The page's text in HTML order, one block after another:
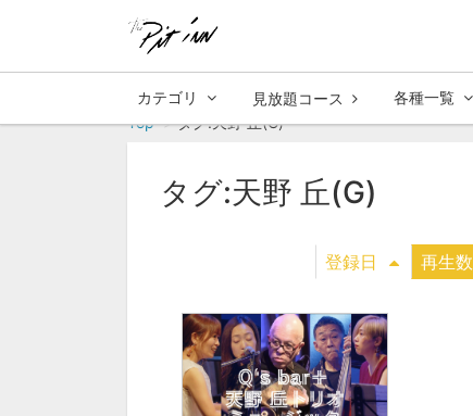
カテゴリ 見放題コース 各種一覧
Top
タグ:天野 丘(G)
タグ:天野 丘(G)
登録日 再生数